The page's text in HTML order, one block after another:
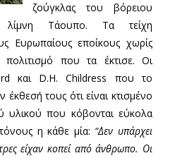
ζούγκλας του βόρειου
Τάουπο. Τα τείχη
Ευρωπαίους εποίκους χωρίς
πολιτισμό που τα έκτισε. Οι
και D.H. Childress που το
τους ότι είναι κτισμένο
υλικού που κόβονται εύκολα
η κάθε μία: “Δεν υπάρχει
είχαν κοπεί από άνθρωπο. Οι